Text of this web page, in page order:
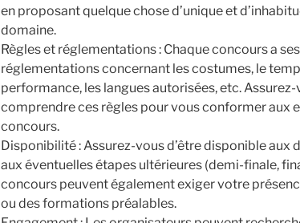
en proposant quelque chose d’unique et
domaine.
Règles et réglementations : Chaque concours a
réglementations concernant les costumes, le
performance, les langues autorisées, etc.
comprendre ces règles pour vous conformer aux
concours.
Disponibilité : Assurez-vous d’être disponible aux
aux éventuelles étapes ultérieures (demi-finale,
concours peuvent également exiger votre
ou des formations préalables.